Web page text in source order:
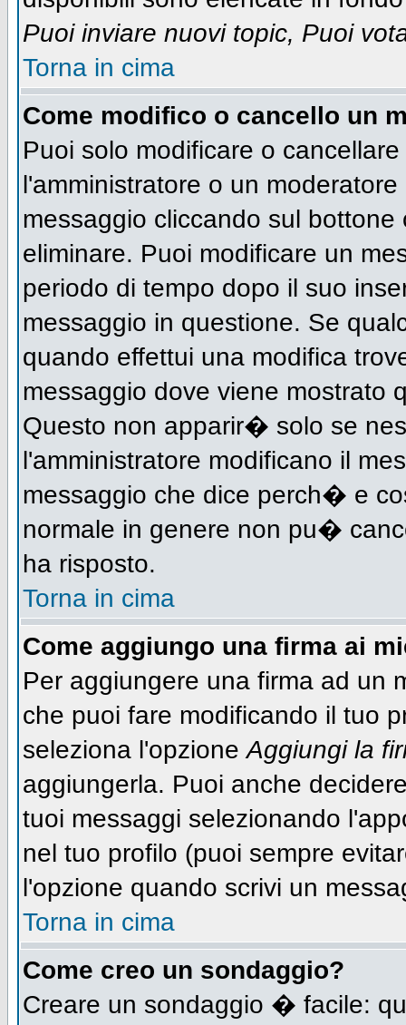
Puoi inviare nuovi topic, Puoi
Torna in cima
Come modifico o cancello un
Puoi solo modificare o
l'amministratore o un
messaggio cliccando sul
eliminare. Puoi modificare un
periodo di tempo dopo il suo
messaggio in questione. Se
quando effettui una modifica
messaggio dove viene mostrato
Questo non apparir� solo se
l'amministratore modificano il
messaggio che dice perch� e
normale in genere non pu�
ha risposto.
Torna in cima
Come aggiungo una firma ai
Per aggiungere una firma ad un
che puoi fare modificando il tuo
seleziona l'opzioneAggiungi la
aggiungerla. Puoi anche
tuoi messaggi selezionando
nel tuo profilo (puoi sempre
l'opzione quando scrivi un
Torna in cima
Come creo un sondaggio?
Creare un sondaggio � facile: